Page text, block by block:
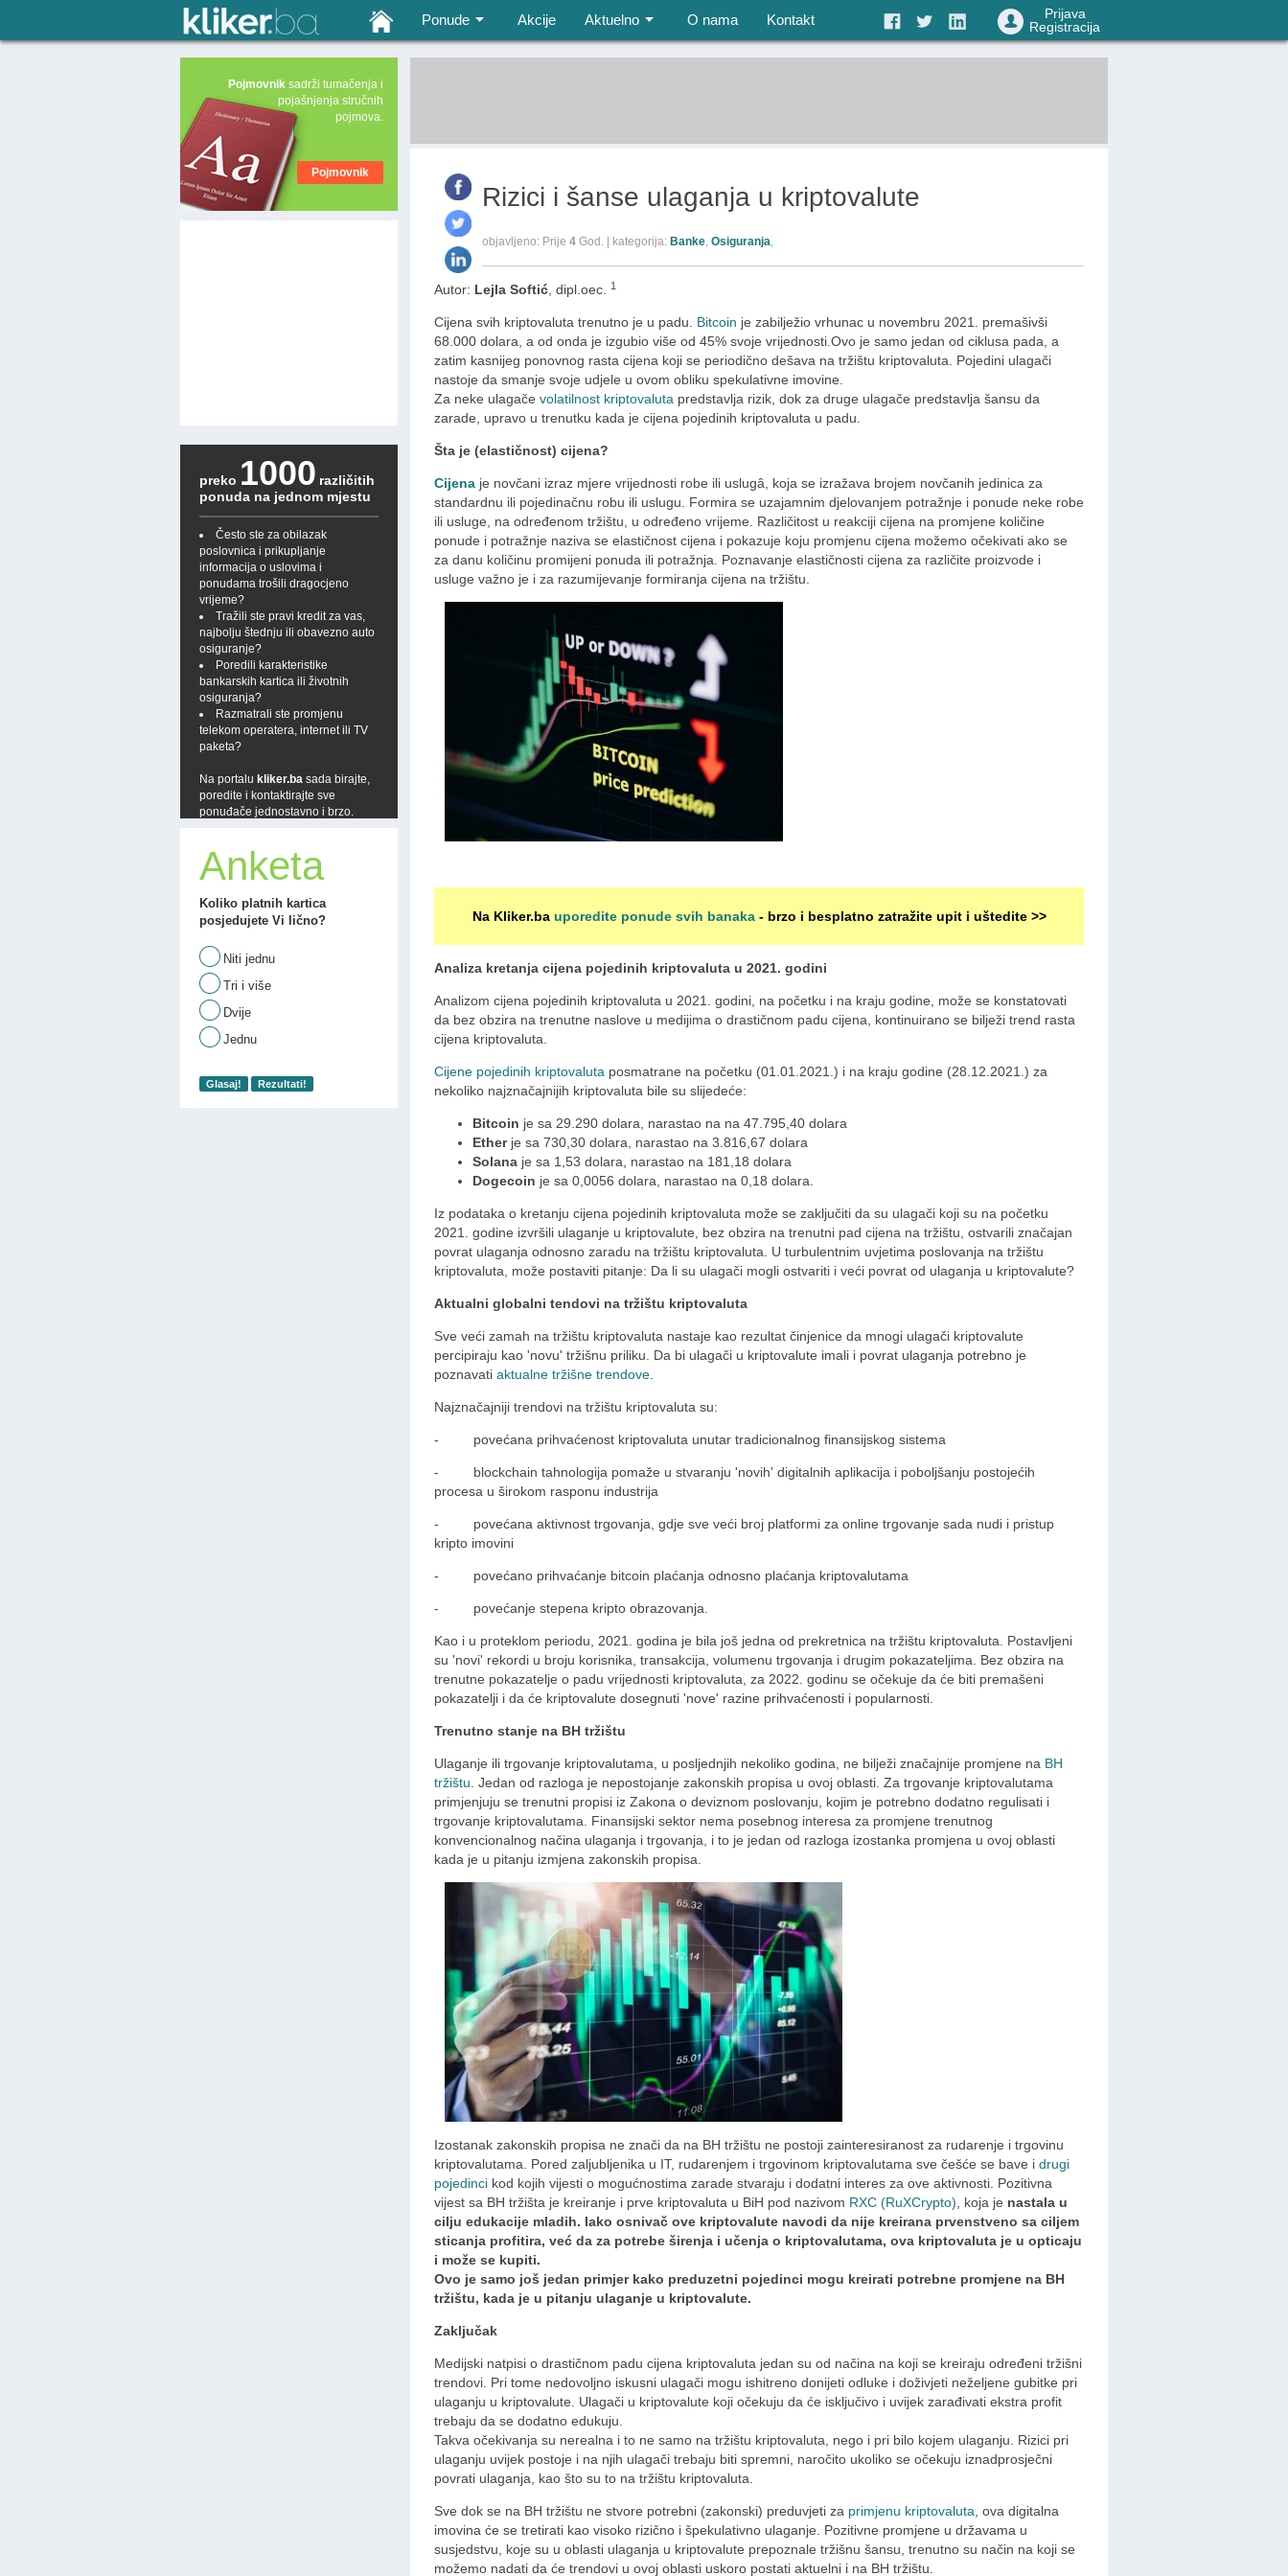
Ponude Akcije Aktuelno O nama Kontakt
Prijava
Registracija
Pojmovnik sadrži tumačenja i
pojašnjenja stručnih
pojmova.
Pojmovnik
preko 1000 različitih
ponuda na jednom mjestu
Često ste za obilazak
poslovnica i prikupljanje
informacija o uslovima i
ponudama trošili dragocjeno
vrijeme?
Tražili ste pravi kredit za vas,
najbolju štednju ili obavezno auto
osiguranje?
Poredili karakteristike
bankarskih kartica ili životnih
osiguranja?
Razmatrali ste promjenu
telekom operatera, internet ili TV
paketa?
Na portalu kliker.ba sada birajte,
poredite i kontaktirajte sve
ponuđače jednostavno i brzo.
Anketa
Koliko platnih kartica
posjedujete Vi lično?
Niti jednu
Tri i više
Dvije
Jednu
Glasaj! Rezultati!
Rizici i šanse ulaganja u kriptovalute
objavljeno: Prije 4 God. | kategorija: Banke, Osiguranja,
Autor: Lejla Softić , dipl.oec. 1
Cijena svih kriptovaluta trenutno je u padu. Bitcoin je zabilježio vrhunac u novembru 2021. premašivši
68.000 dolara, a od onda je izgubio više od 45% svoje vrijednosti.Ovo je samo jedan od ciklusa pada, a
zatim kasnijeg ponovnog rasta cijena koji se periodično dešava na tržištu kriptovaluta. Pojedini ulagači
nastoje da smanje svoje udjele u ovom obliku spekulativne imovine.
Za neke ulagače volatilnost kriptovaluta predstavlja rizik, dok za druge ulagače predstavlja šansu da
zarade, upravo u trenutku kada je cijena pojedinih kriptovaluta u padu.
Šta je (elastičnost) cijena?
Cijena je novčani izraz mjere vrijednosti robe ili uslugâ, koja se izražava brojem novčanih jedinica za
standardnu ili pojedinačnu robu ili uslugu. Formira se uzajamnim djelovanjem potražnje i ponude neke robe
ili usluge, na određenom tržištu, u određeno vrijeme. Različitost u reakciji cijena na promjene količine
ponude i potražnje naziva se elastičnost cijena i pokazuje koju promjenu cijena možemo očekivati ako se
za danu količinu promijeni ponuda ili potražnja. Poznavanje elastičnosti cijena za različite proizvode i
usluge važno je i za razumijevanje formiranja cijena na tržištu.
Na Kliker.ba uporedite ponude svih banaka- brzo i besplatno zatražite upit i uštedite >>
Analiza kretanja cijena pojedinih kriptovaluta u 2021. godini
Analizom cijena pojedinih kriptovaluta u 2021. godini, na početku i na kraju godine, može se konstatovati
da bez obzira na trenutne naslove u medijima o drastičnom padu cijena, kontinuirano se bilježi trend rasta
cijena kriptovaluta.
Cijene pojedinih kriptovaluta posmatrane na početku (01.01.2021.) i na kraju godine (28.12.2021.) za
nekoliko najznačajnijih kriptovaluta bile su slijedeće:
Bitcoin je sa 29.290 dolara, narastao na na 47.795,40 dolara
Etherje sa 730,30 dolara, narastao na 3.816,67 dolara
Solana je sa 1,53 dolara, narastao na 181,18 dolara
Dogecoin je sa 0,0056 dolara, narastao na 0,18 dolara.
Iz podataka o kretanju cijena pojedinih kriptovaluta može se zaključiti da su ulagači koji su na početku
2021. godine izvršili ulaganje u kriptovalute, bez obzira na trenutni pad cijena na tržištu, ostvarili značajan
povrat ulaganja odnosno zaradu na tržištu kriptovaluta. U turbulentnim uvjetima poslovanja na tržištu
kriptovaluta, može postaviti pitanje: Da li su ulagači mogli ostvariti i veći povrat od ulaganja u kriptovalute?
Aktualni globalni tendovi na tržištu kriptovaluta
Sve veći zamah na tržištu kriptovaluta nastaje kao rezultat činjenice da mnogi ulagači kriptovalute
percipiraju kao 'novu' tržišnu priliku. Da bi ulagači u kriptovalute imali i povrat ulaganja potrebno je
poznavati aktualne tržišne trendove
Najznačajniji trendovi na tržištu kriptovaluta su:
- povećana prihvaćenost kriptovaluta unutar tradicionalnog finansijskog sistema
- blockchain tahnologija pomaže u stvaranju 'novih' digitalnih aplikacija i poboljšanju postojećih
procesa u širokom rasponu industrija
- povećana aktivnost trgovanja, gdje sve veći broj platformi za online trgovanje sada nudi i pristup
kripto imovini
- povećano prihvaćanje bitcoin plaćanja odnosno plaćanja kriptovalutama
- povećanje stepena kripto obrazovanja.
Kao i u proteklom periodu, 2021. godina je bila još jedna od prekretnica na tržištu kriptovaluta. Postavljeni
su 'novi' rekordi u broju korisnika, transakcija, volumenu trgovanja i drugim pokazateljima. Bez obzira na
trenutne pokazatelje o padu vrijednosti kriptovaluta, za 2022. godinu se očekuje da će biti premašeni
pokazatelji i da će kriptovalute dosegnuti 'nove' razine prihvaćenosti i popularnosti.
Trenutno stanje na BH tržištu
Ulaganje ili trgovanje kriptovalutama, u posljednjih nekoliko godina, ne bilježi značajnije promjene na BH
tržištu . Jedan od razloga je nepostojanje zakonskih propisa u ovoj oblasti. Za trgovanje kriptovalutama
primjenjuju se trenutni propisi iz Zakona o deviznom poslovanju, kojim je potrebno dodatno regulisati i
trgovanje kriptovalutama. Finansijski sektor nema posebnog interesa za promjene trenutnog
konvencionalnog načina ulaganja i trgovanja, i to je jedan od razloga izostanka promjena u ovoj oblasti
kada je u pitanju izmjena zakonskih propisa.
Izostanak zakonskih propisa ne znači da na BH tržištu ne postoji zainteresiranost za rudarenje i trgovinu
kriptovalutama. Pored zaljubljenika u IT, rudarenjem i trgovinom kriptovalutama sve češće se bave i drugi
pojedinci kod kojih vijesti o mogućnostima zarade stvaraju i dodatni interes za ove aktivnosti. Pozitivna
vijest sa BH tržišta je kreiranje i prve kriptovaluta u BiH pod nazivom RXC (RuXCrypto) , koja je nastala u
cilju edukacije mladih. Iako osnivač ove kriptovalute navodi da nije kreirana prvenstveno sa ciljem
sticanja profitira, već da za potrebe širenja i učenja o kriptovalutama, ova kriptovaluta je u opticaju
i može se kupiti.
Ovo je samo još jedan primjer kako preduzetni pojedinci mogu kreirati potrebne promjene na BH
tržištu, kada je u pitanju ulaganje u kriptovalute.
Zaključak
Medijski natpisi o drastičnom padu cijena kriptovaluta jedan su od načina na koji se kreiraju određeni tržišni
trendovi. Pri tome nedovoljno iskusni ulagači mogu ishitreno donijeti odluke i doživjeti neželjene gubitke pri
ulaganju u kriptovalute. Ulagači u kriptovalute koji očekuju da će isključivo i uvijek zarađivati ekstra profit
trebaju da se dodatno edukuju.
Takva očekivanja su nerealna i to ne samo na tržištu kriptovaluta, nego i pri bilo kojem ulaganju. Rizici pri
ulaganju uvijek postoje i na njih ulagači trebaju biti spremni, naročito ukoliko se očekuju iznadprosječni
povrati ulaganja, kao što su to na tržištu kriptovaluta.
Sve dok se na BH tržištu ne stvore potrebni (zakonski) preduvjeti za primjenu kriptovaluta , ova digitalna
imovina će se tretirati kao visoko rizično i špekulativno ulaganje. Pozitivne promjene u državama u
susjedstvu, koje su u oblasti ulaganja u kriptovalute prepoznale tržišnu šansu, trenutno su način na koji se
možemo nadati da će trendovi u ovoj oblasti uskoro postati aktuelni i na BH tržištu.